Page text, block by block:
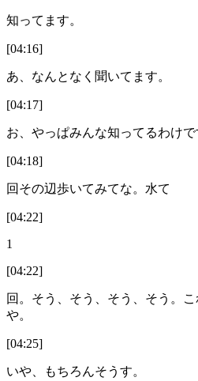
知ってます。
[04:16]
あ、なんとなく聞いてます。
[04:17]
お、やっぱみんな知ってるわけで
[04:18]
回その辺歩いてみてな。水て
[04:22]
1
[04:22]
回。そう、そう、そう、そう。
や。
[04:25]
いや、もちろんそうす。